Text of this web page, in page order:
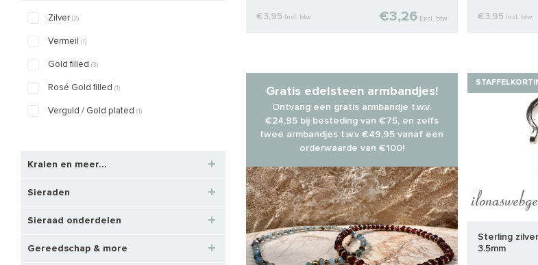
Zilver (2)
Vermeil (1)
Gold filled (3)
Rosé Gold filled (1)
Verguld / Gold plated (1)
Kralen en meer...
Sieraden
Sieraad onderdelen
Gereedschap & more
€3,95 Incl. btw €3,26 Excl. btw €3,95 Incl. btw
Gratis edelsteen armbandjes!
Ontvang een gratis armbandje t.w.v.
€24,95 bij besteding van €75, en zelfs
twee armbandjes t.w.v €49,95 vanaf een
orderwaarde van €100!
Sterling
3.5mm